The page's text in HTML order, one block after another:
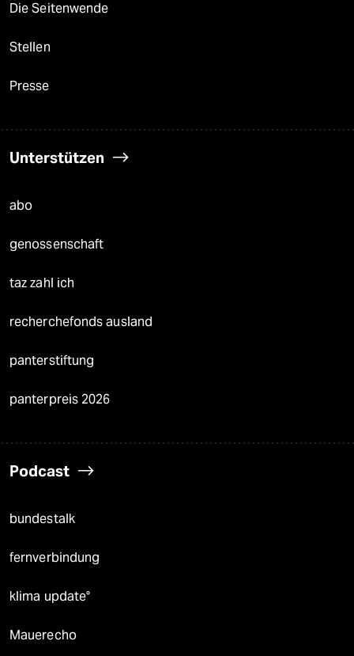
Die Seitenwende
Stellen
Presse
Unterstützen
abo
genossenschaft
taz zahl ich
recherchefonds ausland
panterstiftung
panterpreis 2026
Podcast
bundestalk
fernverbindung
klima update°
Mauerecho